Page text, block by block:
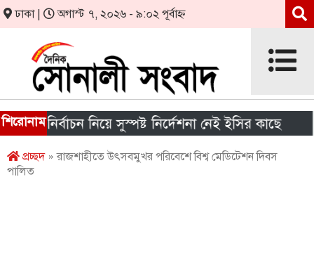
ঢাকা | অগাস্ট ৭, ২০২৬ - ৯:০২ পূর্বাহ্ন
শিরোনামনিয়ে সুস্পষ্ট নির্দেশনা নেই ইসির কাছে শীর্ষ
প্রচ্ছদ» রাজশাহীতে উৎসবমুখর পরিবেশে বিশ্ব মেডিটেশন দিবস
পালিত